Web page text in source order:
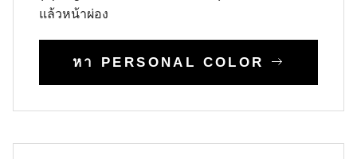
แล้วหน้าผ่อง
หา PERSONAL COLOR